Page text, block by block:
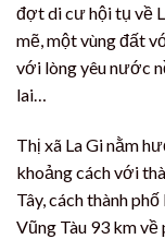
đợt di cư hội tụ về
mẽ, một vùng đất
với lòng yêu nước
lai…
Thị xã La Gi nằm
khoảng cách với
Tây, cách thành
Vũng Tàu 93 km về